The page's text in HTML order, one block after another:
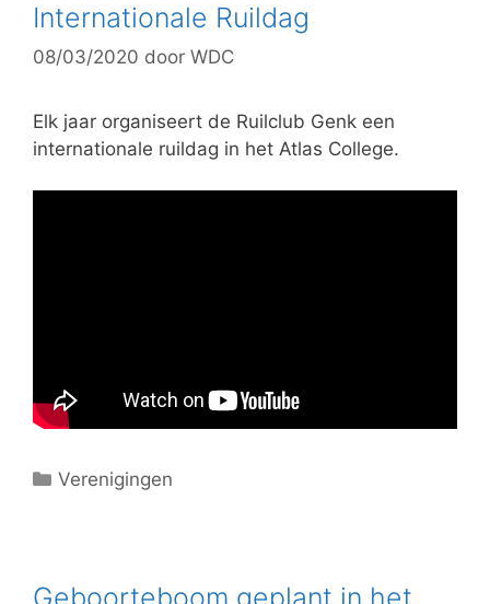
Internationale Ruildag
08/03/2020 door WDC
Elk jaar organiseert de Ruilclub Genk een
internationale ruildag in het Atlas College.
C
g
Verenigingen